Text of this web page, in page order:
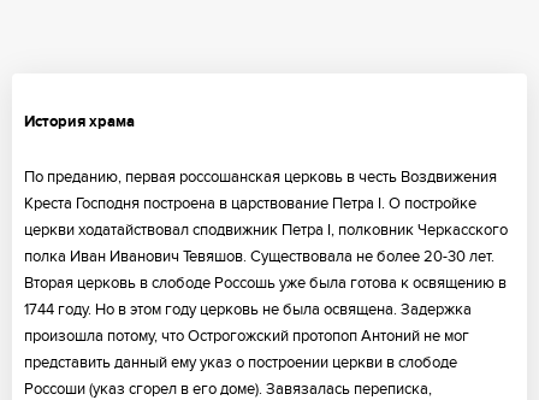
История храма
По преданию, первая россошанская церковь в честь Воздвижения
Креста Господня построена в царствование Петра I. О постройке
церкви ходатайствовал сподвижник Петра I, полковник Черкасского
полка Иван Иванович Тевяшов. Существовала не более 20-30 лет.
Вторая церковь в слободе Россошь уже была готова к освящению в
1744 году. Но в этом году церковь не была освящена. Задержка
произошла потому, что Острогожский протопоп Антоний не мог
представить данный ему указ о построении церкви в слободе
Россоши (указ сгорел в его доме). Завязалась переписка,